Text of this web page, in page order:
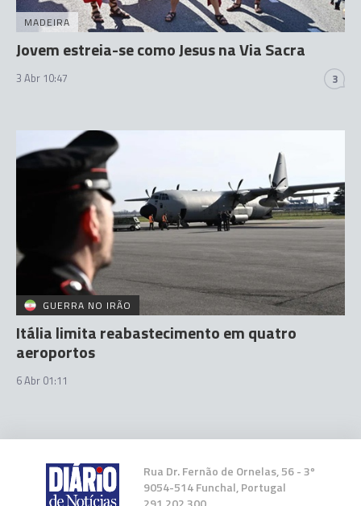
MADEIRA
Jovem estreia-se como Jesus na Via Sacra
3 Abr 10:47 3
GUERRA NO IRÃO
Itália limita reabastecimento em quatro
aeroportos
6 Abr 01:11
Rua Dr. Fernão de Ornelas, 56 - 3º
9054-514 Funchal, Portugal